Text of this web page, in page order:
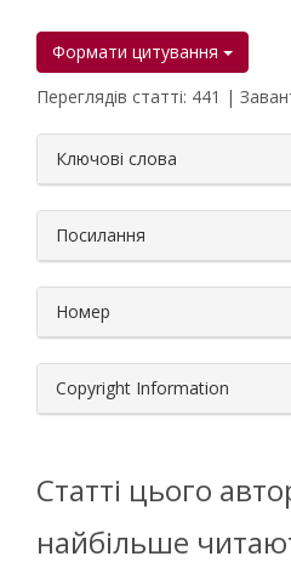
Формати цитування
Переглядів статті: 441 |
Ключові слова
Посилання
Номер
Copyright Information
Статті цього
найбільше